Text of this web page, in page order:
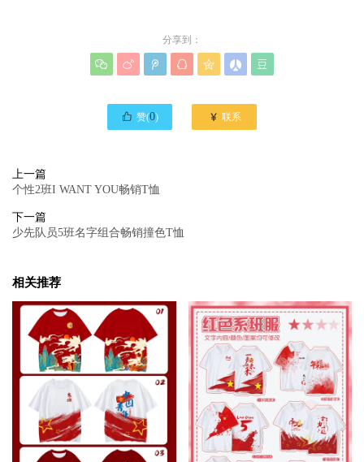
分享到：
      
 赞(0)  联系
上一篇
个性2班I WANT YOU畅销T恤
下一篇
少先队员5班名字组合畅销撞色T恤
相关推荐